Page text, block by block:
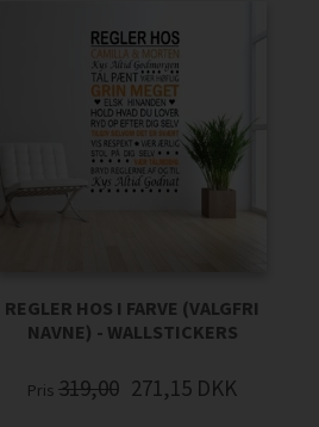
REGLER HOS I FARVE (VALGFRI
NAVNE) - WALLSTICKERS
Pris 319,00 271,15 DKK